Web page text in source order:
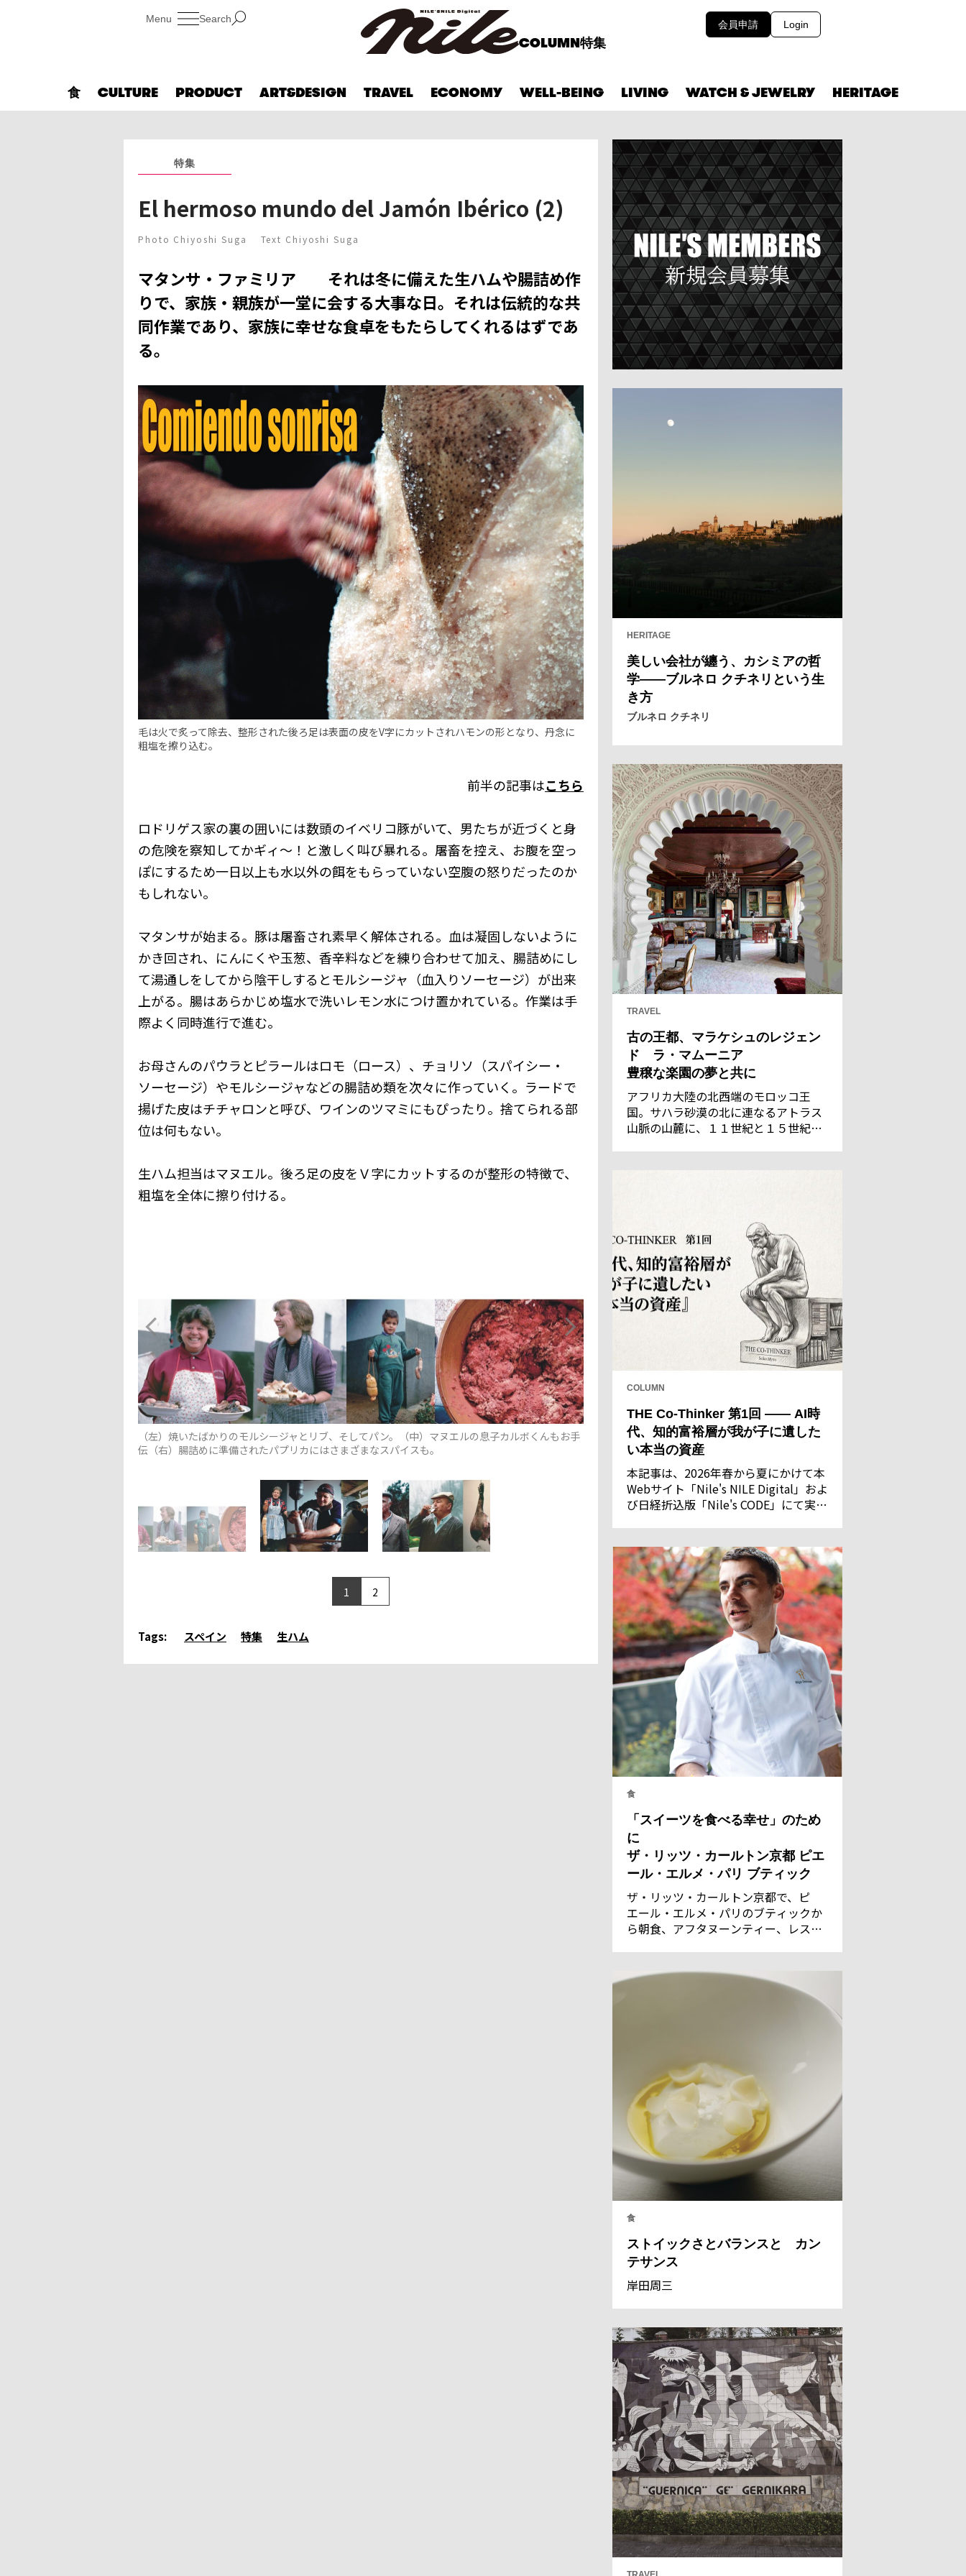
Search
COLUMN特集
会員申請 Login
食 CULTURE PRODUCT ART&DESIGN TRAVEL ECONOMY WELL-BEING LIVING WATCH & JEWELRY HERITAGE
特集
El hermoso mundo del Jamón Ibérico (2)
Photo Chiyoshi Suga Text Chiyoshi Suga
マタンサ・ファミリア それは冬に備えた生ハムや腸詰め作
りで、家族・親族が一堂に会する大事な日。それは伝統的な共
同作業であり、家族に幸せな食卓をもたらしてくれるはずであ
る。
毛は火で炙って除去、整形された後ろ足は表面の皮をV字にカットされハモンの形となり、丹念に
粗塩を擦り込む。
前半の記事はこちら
ロドリゲス家の裏の囲いには数頭のイベリコ豚がいて、男たちが近づくと身
の危険を察知してかギィ～！と激しく叫び暴れる。屠畜を控え、お腹を空っ
ぽにするため一日以上も水以外の餌をもらっていない空腹の怒りだったのか
もしれない。
マタンサが始まる。豚は屠畜され素早く解体される。血は凝固しないように
かき回され、にんにくや玉葱、香辛料などを練り合わせて加え、腸詰めにし
て湯通しをしてから陰干しするとモルシージャ（血入りソーセージ）が出来
上がる。腸はあらかじめ塩水で洗いレモン水につけ置かれている。作業は手
際よく同時進行で進む。
お母さんのパウラとピラールはロモ（ロース）、チョリソ（スパイシー・
ソーセージ）やモルシージャなどの腸詰め類を次々に作っていく。ラードで
揚げた皮はチチャロンと呼び、ワインのツマミにもぴったり。捨てられる部
位は何もない。
生ハム担当はマヌエル。後ろ足の皮をＶ字にカットするのが整形の特徴で、
粗塩を全体に擦り付ける。
（左）焼いたばかりのモルシージャとリブ、そしてパン。（中）マヌエルの息子カルボくんもお手
伝（右）腸詰めに準備されたパプリカにはさまざまなスパイスも。
1 2
Tags: スペイン 特集 生ハム
HERITAGE
美しい会社が纏う、カシミアの哲
学——ブルネロ クチネリという生
き方
ブルネロ クチネリ
TRAVEL
古の王都、マラケシュのレジェン
ド ラ・マムーニア
豊穣な楽園の夢と共に
アフリカ大陸の北西端のモロッコ王
国。サハラ砂漠の北に連なるアトラス
山脈の山麓に、１１世紀と１５世紀の
COLUMN
THE Co-Thinker 第1回 —— AI時
代、知的富裕層が我が子に遺した
い本当の資産
本記事は、2026年春から夏にかけて本
Webサイト「Nile's NILE Digital」およ
び日経折込版「Nile's CODE」にて実施
食
「スイーツを食べる幸せ」のため
に
ザ・リッツ・カールトン京都 ピエ
ール・エルメ・パリ ブティック
ザ・リッツ・カールトン京都で、ピ
エール・エルメ・パリのブティックか
ら朝食、アフタヌーンティー、レスト
全国からのゲストのために、今日も甘
く美しい、魔法のようなスイーツを作
食
ストイックさとバランスと カン
テサンス
岸田周三